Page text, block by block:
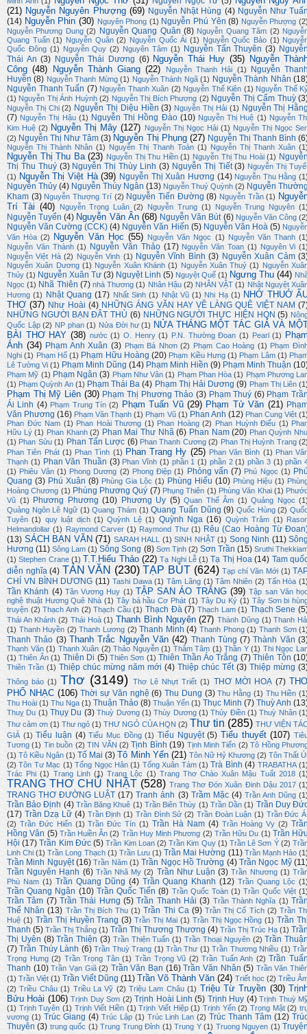
(21) Nguyễn Nguyên Phượng (69) Nguyễn Nhật Hùng (4) Nguyễn Như
(14) Nguyễn Phin (30) Nguyên Phong (1) Nguyễn Phú Yên (8) Nguyễn Phượng
Nguyễn Phương Dung (2) Nguyễn Quang Quân (8) Nguyễn Quang Tâm (2)
Quang Tuấn (1) Nguyễn Quân (2) Nguyễn Quốc Ái (1) Nguyễn Quốc Bảo (1)
Quốc Đông (1) Nguyễn Quy (2) Nguyên Tâm (1) Nguyễn Tấn Thuyên (3)
Thái An (3) Nguyễn Thái Dương (6) Nguyễn Thái Huy (35)
Nguyễn
Công (48) Nguyễn Thành Giang (22) Nguyễn Thanh Hải (1)
Nguyễn
Huyền (8) Nguyễn Thanh Mừng (1) Nguyễn Thánh Ngã (1) Nguyễn Thành Nhân
Nguyễn Thanh Tuấn (7) Nguyễn Thanh Xuân (2) Nguyễn Thế Kiên (1) Nguyễn Thế
(1) Nguyễn Thị Ánh Huỳnh (2) Nguyễn Thị Bích Phượng (2) Nguyễn Thị Cẩm Thuỳ
Nguyễn Thị Chi (2) Nguyễn Thị Diệu Hiền (3) Nguyễn Thị Hải (1) Nguyễn Thị
(7) Nguyễn Thị Hậu (1) Nguyễn Thị Hồng Đào (10) Nguyễn Thị Huệ (1) Nguyễn
Kim Huệ (2) Nguyễn Thị Mây (127) Nguyễn Thị Ngọc Hải (1) Nguyễn Thị Ngọc
(2) Nguyễn Thị Như Tâm (3) Nguyễn Thị Phụng (27) Nguyễn Thị Thanh Bình
Nguyễn Thị Thành Nhân (1) Nguyễn Thị Thanh Toàn (1) Nguyễn Thị Thanh Xuân
Nguyễn Thị Thu Ba (23) Nguyễn Thị Thu Hiền (1) Nguyễn Thị Thu Hoài (1)
Thị Thu Thuý (3) Nguyễn Thị Thùy Linh (3) Nguyễn Thị Tiết (3) Nguyễn Thị
(1) Nguyễn Thị Việt Hà (39) Nguyễn Thị Xuân Hương (14) Nguyễn Thu Hằng
Nguyễn Thủy (4) Nguyễn Thúy Ngân (13) Nguyễn Thuý Quỳnh (2) Nguyễn
Kham (3) Nguyễn Thượng Trí (2) Nguyễn Tiến Đường (8) Nguyễn Trần (1)
Trí Tài (40) Nguyễn Trọng Luân (2) Nguyễn Trung (1) Nguyễn Trung Nguyên
Nguyễn Tuyển (4) Nguyễn Văn Ân (68) Nguyễn Văn Bút (6) Nguyễn Văn Công
Nguyễn Văn Cường (CCK) (4) Nguyễn Văn Hiến (5) Nguyễn Văn Hoà (5)
Văn Hòa (2) Nguyễn Văn Học (55) Nguyễn Văn Ngọc (1) Nguyễn Văn Thanh
Nguyễn Văn Thành (1) Nguyễn Văn Thảo (17) Nguyễn Văn Toan (1) Nguyên Vi
Nguyễn Việt Hà (2) Nguyễn Vinh (1) Nguyễn Vĩnh Bình (3) Nguyễn Xuân Cảm
Nguyễn Xuân Dương (1) Nguyễn Xuân Khánh (1) Nguyễn Xuân Thuỷ (1) Nguyễn
Thủy (1) Nguyễn Xuân Tư (3) Nguyệt Linh (5) Nguyệt Quế (1) Ngưng Thu (44)
Ngọc (1) Nhã Thiên (7) nhà Thương (1) Nhân Hậu (2) NHÂN VẬT (1) Nhật Nguyệt
Hương (1) Nhật Quang (17) Nhất Sinh (1) Nhật Vũ (1) Nhi Hạ (1) NHỚ THUỞ
THƠ (37) Như Hoài (4) NHỮNG ÁNG VĂN HAY VỀ LÀNG QUÊ VIỆT NAM
NHỮNG NGƯỜI BẠN ĐÂT THỦ (6) NHỮNG NGƯỜI THỰC HIỆN HQN (5)
Quốc Lập (2) NP phan (1) Nửa Đời hư (1) NỬA THÁNG MỘT TÁC GIẢ VÀ
BÀI THƠ HAY (38) nước (1) O. Henry (1) P.N. Thường Đoan (1) Pearl (1)
Ánh (34) Phạm Anh Xuân (3) Phạm Bá Nhơn (2) Phạm Cao Hoàng (1) Phạm
Nghi (1) Phạm Hổ (1) Phạm Hữu Hoàng (20) Phạm Kiều Hưng (1) Phạm Lâm (1)
Lê Tường Vi (1) Phạm Minh Dũng (14) Phạm Minh Hiền (9) Phạm Minh Thuận
Phạm Mỹ (1) Phạm Ngân (3) Phạm Như Vân (1) Phạm Phan Hòa (1) Phạm Phương
(1) Phạm Quỳnh An (1) Phạm Thái Ba (4) Phạm Thị Hải Dương (9) Phạm Thị Liên
Phạm Thị Mỹ Liên (30) Phạm Thị Phương Thảo (3) Phạm Thuý (6) Phạm
Ái Linh (4) Phạm Trung Tín (2) Phạm Tuấn Vũ (29) Phạm Tử Văn (21)
Văn Phương (16) Phạm Văn Thạnh (1) Phạm Vũ (1) Phan Anh (12) Phan Cung Việt
Phan Đức Nam (1) Phan Hoài Thương (1) Phan Hoàng (2) Phan Huỳnh Điểu (1)
Hữu Lý (1) Phan Khanh (2) Phan Mai Thư Nhã (6) Phan Nam (20) Phan Quỳnh
(1) Phan Sửu (1) Phan Tấn Lược (6) Phan Thanh Cương (2) Phan Thị Huỳnh Trang
Phan Tiên Phát (1) Phan Tình (1) Phan Trang Hy (25) Phan Văn Bình (1) Phan
Thạnh (1) Phan Văn Thuần (3) Phan Vĩnh (1) phần 1 (1) phần 2 (1) phần 3 (1) phần
(1) Phiêu Vân (1) Phong Dương (2) Phong Điệp (1) Phỏng vấn (7) Phú Ngọc (1)
Quang (3) Phú Xuân (8) Phùng Gia Lộc (1) Phùng Hiếu (10) Phùng Hiệu (1)
Hoàng Chương (1) Phùng Phương Quý (7) Phụng Thiên (1) Phùng Văn Khai (1)
Vũ (1) Phương Phương (10) Phương Uy (5) Quan Thế Âm (1) Quảng Ngọc
Quảng Ngôn Lê Ngữ (1) Quang Thám (1) Quang Tuấn Dũng (9) Quốc Hùng (2)
Tuyên (1) quy luật dịch (1) Quỳnh Lệ (1) Quỳnh Nga (16) Quỳnh Trâm (1)
Helmandollar (1) Raymond Carver (1) Raymond Thư (1) Rêu (Cao Hoàng Từ
(13) SÁCH BẠN VĂN (71) SARAH HALL (1) SINH NHẬT (1) Song Ninh (11)
Hương (11) Sông Lam (1) Sông Song (8) Sơn Tịnh (2) Sơn Trần (15) Sruthi
(1) Stephen Crane (1) T.T.Hiếu Thảo (22) Tạ Nghi Lễ (1) Tạ Thị Hoa (14) Tam
diễn nghĩa (4) TẢN VĂN (230) TẠP BÚT (624) Tạp chí Văn Mới (1)
CHÍ VN BÌNH DƯƠNG (11) Tashi Dawa (1) Tâm Lãng (1) Tâm Nhiên (2) Tấn Hòa
Tần Khánh (4) Tân Vương Huy (1) TẬP SAN ÁO TRẮNG (39) Tập san Văn
nghệ thuật Hương Quê Nhà (1) Tây bá hầu Cơ Phát (1) Tây Du Ký (1) Tây Sơn bi
truyện (2) Thạch Anh (2) Thạch Cầu (1) Thạch Đà (7) Thạch Lam (1) Thạch Sene
Thái An Khánh (2) Thái Hoà (1) Thanh Bình Nguyên (27) Thành Dũng (1) Thanh
(1) Thanh Huyền (2) Thanh Lương (2) Thanh Minh (4) Thanh Phong (1) Thanh Sơn
Thanh Thảo (3) Thanh Trắc Nguyễn Văn (42) Thanh Tùng (7) Thành Văn
Thạnh Văn (1) Thanh Xuân (2) Thảo Nguyễn (1) Thâm Tâm (1) Thần Y (1) Thi Ngọc
(1) Thiên Ân (1) Thiên Di (5) Thiên Sơn (1) Thiên Thần Áo Trắng (7) Thiên Tôn
Thiên Trần (1) Thiệp chúc mừng năm mới (4) Thiệp chúc Tết (3) Thiệp mừng
Thông báo (1) Thơ (3149) Thơ Lê Nhựt Triết (1) THƠ MỜI HOẠ (7)
PHỔ NHẠC (106) Thời sự Văn nghệ (6) Thu Dung (3) Thu Hằng (1) Thu Hiền
Thu Hoài (1) Thu Nga (1) Thuận Thảo (8) Thuận Yến (1) Thục Minh (7) Thuỳ Anh
Thuỵ Du (1) Thụy Du (3) Thuỳ Dương (1) Thùy Dương (1) Thủy Điền (1) Thuỳ Nhân
Thư cảm ơn (1) Thư ngỏ (1) THƯ NGỎ CỦA HQN (2) Thư tin (285) THƯ VIỆN
GIẢ (1) Tiểu luận (4) Tiểu Mục Đồng (1) Tiểu Nguyệt (5) Tiểu thuyết (107)
Tương (1) Tin buồn (2) TIN VĂN (2) Tịnh Bình (19) Tịnh Minh Tiến (2) Tô Hồng
(1) Tô Kiều Ngân (1) Tố Mai (3) Tô Minh Yến (21) Tôn Nữ Hỷ Khương (2) Tôn Thất
(2) Tôn Tư Mạc (1) Tống Ngọc Hân (1) Tống Xuân Tám (1) Trà Bình (4) TRABATHA
Trác Phi (1) Trang Linh (1) Trang Lộc (1) Trang Thơ Chào Xuân Mậu Tuất 2018
TRANG THƠ CHỦ NHẬT (528) Trang Thơ Đón Xuân Đinh Dậu 2017
TRANG THƠ ĐƯỜNG LUẬT (17) Tranh ảnh (3) Trầm Mặc (4) Trần Anh Dũng
Trần Bảo Định (4) Trần Băng Khuê (1) Trần Biên Thùy (1) Trần Dần (1) Trần Duy
(17) Trần Dzạ Lữ (4) Trần Định (1) Trần Đình Sử (2) Trần Đoàn Luận (1) Trần Đức
(2) Trần Đức Hiển (1) Trần Đức Tín (1) Trần Hà Nam (4) Trần Hoàng Vy (2)
Hồng Vân (5) Trần Huiền Ân (2) Trần Huy Minh Phương (2) Trần Hữu Du (1) Trần
Hội (17) Trần Kim Đức (5) Trần Kim Loan (2) Trần Kim Quy (1) Trần Lê Sơn Ý (2)
Linh Chi (1) Trần Long Thạch (1) Trần Lưu (1) Trần Mai Hường (11) Trần Mạnh Hảo
Trần Minh Nguyệt (16) Trần Năm (1) Trần Ngọc Hồ Trường (4) Trần Ngọc Mỹ
Trần Nguyên Hạnh (6) Trần Nhã My (2) Trần Như Luận (3) Trần Nhương (1)
Phù Nam (1) Trần Quang Dũng (4) Trần Quang Khanh (12) Trần Quang Lộc
Trần Quang Ngân (10) Trần Quốc Tiến (8) Trần Quốc Toàn (1) Trần Quốc Việt
Trần Tâm (7) Trần Thái Hưng (5) Trần Thanh Hải (3) Trần Thành Nghĩa (1)
Thế Nhân (13) Trần Thị Bích Thu (1) Trần Thi Ca (9) Trần Thị Cổ Tích (2) Trần
Huệ (1) Trần Thị Huyền Trang (3) Trần Thị Mai (1) Trần Thị Ngọc Hồng (1) Trần
Thanh (5) Trần Thị Thắng (1) Trần Thị Thương Thương (4) Trần Thị Trúc Hạ (1)
Thị Uyên (8) Trần Thiện (3) Trần Thiện Tuấn (1) Trần Thoại Nguyên (2) Trần
(7) Trần Thúy Lành (6) Trần Thuỳ Trang (1) Trần Thư (1) Trần Thương Nhiều (1)
Trọng Hưng (2) Trần Trọng Tân (1) Trần Trọng Vũ (2) Trần Tuấn Anh (2) Trần
Thanh (10) Trần Vạn Giã (2) Trần Văn Bạn (16) Trần Văn Nhân (5) Trần Văn
(1) Trần Việt (1) Trần Viết Dũng (11) Trần Võ Thành Văn (24) Triết học (2) Triều
(2) Triều Châu (1) Triều La Vỹ (2) Triệu Lam Châu (1) Triệu Từ Truyền (30)
Bửu Hoài (106) Trịnh Duy Sơn (2) Trịnh Hoài Linh (5) Trịnh Huy (4) Trịnh Thuỳ
(1) Trịnh Tuyên (1) Trịnh Viết Hiền (1) Trịnh Viết Hiệp (1) Trịnh Yến (2) Trọng Mật (2)
vương (1) Trúc Giang (4) Trúc Lập (1) Trúc Linh Lan (2) Trúc Thanh Tâm (12)
Thuyên (3) trung quốc (1) Trung Trung Đỉnh (1) Trung Y (1) Truong Nguyen (1)